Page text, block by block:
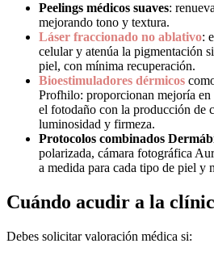
Peelings médicos suaves:
mejorando tono y textura.
Láser fraccionado no ablativo:
celular y atenúa la pigmentación
piel, con mínima recuperación.
Bioestimuladores dérmicos
Profhilo: proporcionan mejoría
el fotodaño con la producción de
luminosidad y firmeza.
Protocolos combinados
polarizada, cámara fotográfica
a medida para cada tipo de piel y
Cuándo acudir a la
Debes solicitar valoración médica si: